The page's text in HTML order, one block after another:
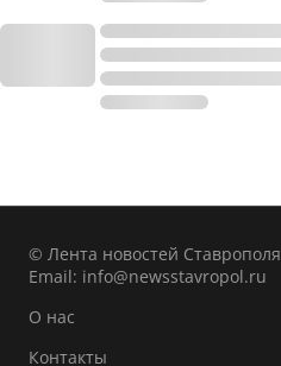
© Лента новостей Ставрополя
Email: info@newsstavropol.ru
О нас
Контакты